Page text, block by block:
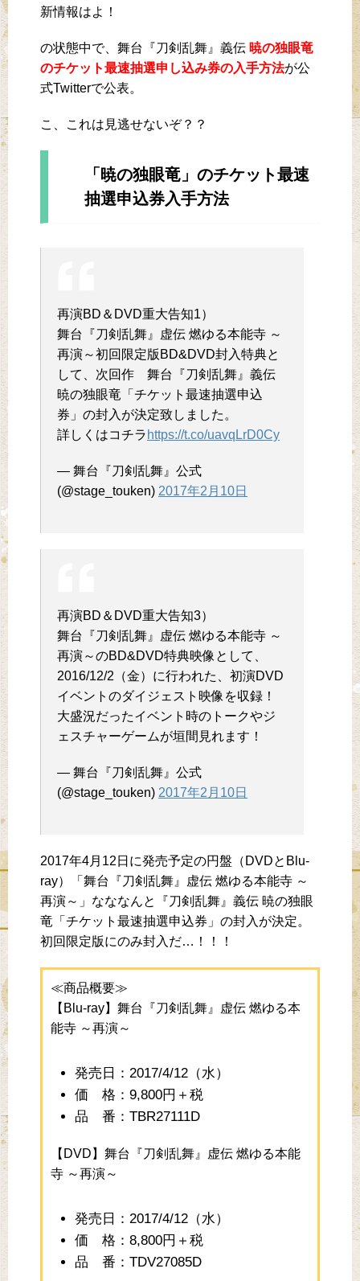
新情報はよ！
の状態中で、舞台『刀剣乱舞』義伝 暁の独眼竜
のチケット最速抽選申し込み券の入手方法が公
式Twitterで公表。
こ、これは見逃せないぞ？？
「暁の独眼竜」のチケット最速
抽選申込券入手方法
再演BD＆DVD重大告知1）
舞台『刀剣乱舞』虚伝 燃ゆる本能寺 ～
再演～初回限定版BD&DVD封入特典と
して、次回作 舞台『刀剣乱舞』義伝
暁の独眼竜「チケット最速抽選申込
券」の封入が決定致しました。
詳しくはコチラ https://t.co/uavqLrD0Cy
— 舞台『刀剣乱舞』公式
(@stage_touken) 2017年2月10日
再演BD＆DVD重大告知3）
舞台『刀剣乱舞』虚伝 燃ゆる本能寺 ～
再演～のBD&DVD特典映像として、
2016/12/2（金）に行われた、初演DVD
イベントのダイジェスト映像を収録！
大盛況だったイベント時のトークやジ
ェスチャーゲームが垣間見れます！
— 舞台『刀剣乱舞』公式
(@stage_touken) 2017年2月10日
2017年4月12日に発売予定の円盤（DVDとBlu-
ray）「舞台『刀剣乱舞』虚伝 燃ゆる本能寺 ～
再演～」なななんと『刀剣乱舞』義伝 暁の独眼
竜「チケット最速抽選申込券」の封入が決定。
初回限定版にのみ封入だ…！！！
≪商品概要≫
【Blu-ray】舞台『刀剣乱舞』虚伝 燃ゆる本
能寺 ～再演～
発売日：2017/4/12（水）
価 格：9,800円＋税
品 番：TBR27111D
【DVD】舞台『刀剣乱舞』虚伝 燃ゆる本能
寺 ～再演～
発売日：2017/4/12（水）
価 格：8,800円＋税
品 番：TDV27085D